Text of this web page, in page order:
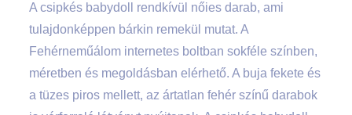
A csipkés babydoll rendkívül nőies darab, ami
tulajdonképpen bárkin remekül mutat. A
Fehérneműálom internetes boltban sokféle színben,
méretben és megoldásban elérhető. A buja fekete és
a tüzes piros mellett, az ártatlan fehér színű darabok